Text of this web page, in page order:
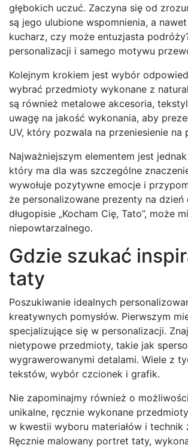
głębokich uczuć. Zaczyna się od
są jego ulubione wspomnienia, a
kucharz, czy może entuzjasta
personalizacji i samego motywu
Kolejnym krokiem jest wybór
wybrać przedmioty wykonane z
są również metalowe akcesoria,
uwagę na jakość wykonania, aby
UV, który pozwala na przeniesienie
Najważniejszym elementem jest
który ma dla was szczególne
wywołuje pozytywne emocje i
że personalizowane prezenty na
długopisie „Kocham Cię, Tato”,
niepowtarzalnego.
Gdzie szukać
taty
Poszukiwanie idealnych
kreatywnych pomysłów. Pierwszym
specjalizujące się w personalizacji.
nietypowe przedmioty, takie jak
wygrawerowanymi detalami. Wiele z
tekstów, wybór czcionek i grafik.
Nie zapominajmy również o
unikalne, ręcznie wykonane
w kwestii wyboru materiałów i
Ręcznie malowany portret taty,